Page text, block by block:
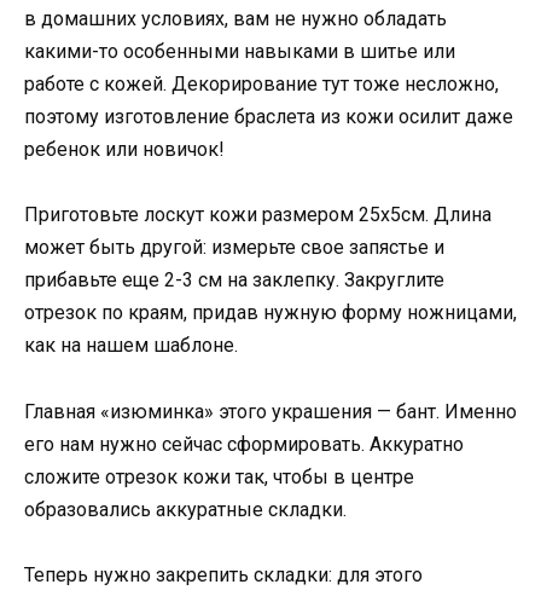
в домашних условиях, вам не нужно обладать
какими-то особенными навыками в шитье или
работе с кожей. Декорирование тут тоже несложно,
поэтому изготовление браслета из кожи осилит даже
ребенок или новичок!
Приготовьте лоскут кожи размером 25х5см. Длина
может быть другой: измерьте свое запястье и
прибавьте еще 2-3 см на заклепку. Закруглите
отрезок по краям, придав нужную форму ножницами,
как на нашем шаблоне.
Главная «изюминка» этого украшения — бант. Именно
его нам нужно сейчас сформировать. Аккуратно
сложите отрезок кожи так, чтобы в центре
образовались аккуратные складки.
Теперь нужно закрепить складки: для этого